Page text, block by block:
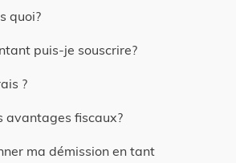
News
L’équipe
Infos et conditions
Téléchargements
Questions?
quoi?
puis-je souscrire?
?
avantages fiscaux?
ma démission en tant